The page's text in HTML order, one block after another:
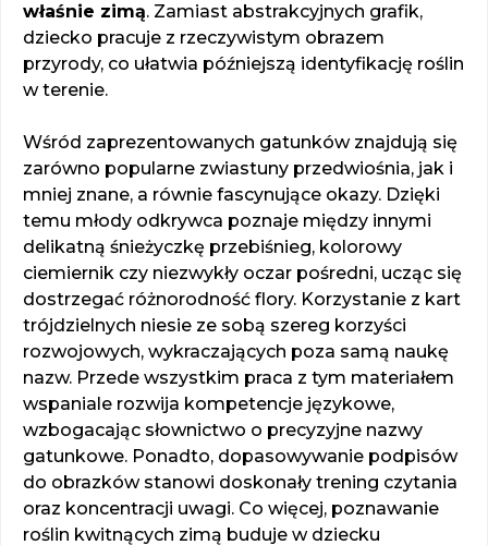
właśnie zimą. Zamiast abstrakcyjnych grafik,
dziecko pracuje z rzeczywistym obrazem
przyrody, co ułatwia późniejszą identyfikację roślin
w terenie.
Wśród zaprezentowanych gatunków znajdują się
zarówno popularne zwiastuny przedwiośnia, jak i
mniej znane, a równie fascynujące okazy. Dzięki
temu młody odkrywca poznaje między innymi
delikatną śnieżyczkę przebiśnieg, kolorowy
ciemiernik czy niezwykły oczar pośredni, ucząc się
dostrzegać różnorodność flory. Korzystanie z kart
trójdzielnych niesie ze sobą szereg korzyści
rozwojowych, wykraczających poza samą naukę
nazw. Przede wszystkim praca z tym materiałem
wspaniale rozwija kompetencje językowe,
wzbogacając słownictwo o precyzyjne nazwy
gatunkowe. Ponadto, dopasowywanie podpisów
do obrazków stanowi doskonały trening czytania
oraz koncentracji uwagi. Co więcej, poznawanie
roślin kwitnących zimą buduje w dziecku